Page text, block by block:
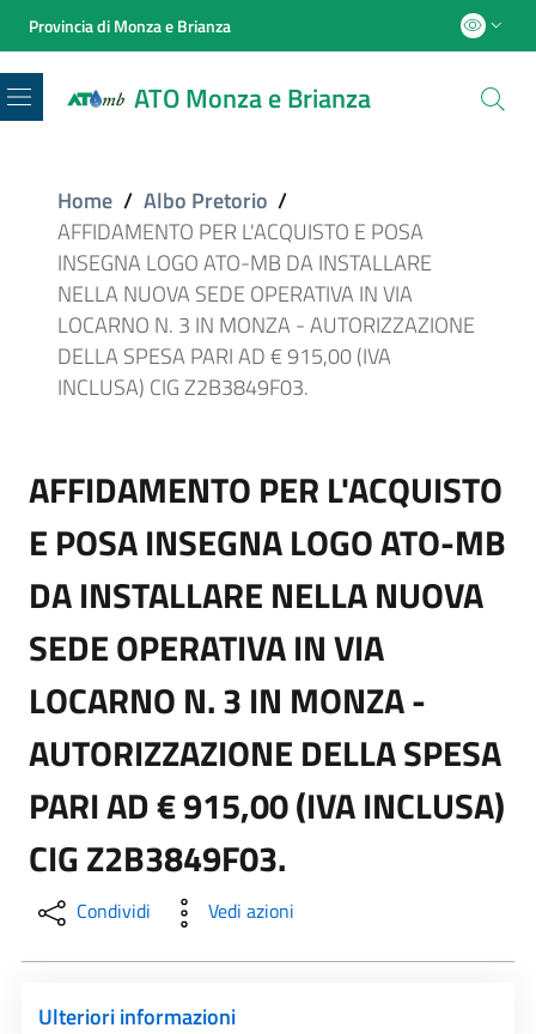
Provincia di Monza e Brianza
ATO Monza e Brianza
Menu
Home / Albo Pretorio /
AFFIDAMENTO PER L'ACQUISTO E POSA
INSEGNA LOGO ATO-MB DA INSTALLARE
NELLA NUOVA SEDE OPERATIVA IN VIA
LOCARNO N. 3 IN MONZA - AUTORIZZAZIONE
DELLA SPESA PARI AD € 915,00 (IVA
INCLUSA) CIG Z2B3849F03.
AFFIDAMENTO PER L'ACQUISTO
E POSA INSEGNA LOGO ATO-MB
DA INSTALLARE NELLA NUOVA
SEDE OPERATIVA IN VIA
LOCARNO N. 3 IN MONZA -
AUTORIZZAZIONE DELLA SPESA
PARI AD € 915,00 (IVA INCLUSA)
CIG Z2B3849F03.
Condividi Vedi azioni
Ulteriori informazioni